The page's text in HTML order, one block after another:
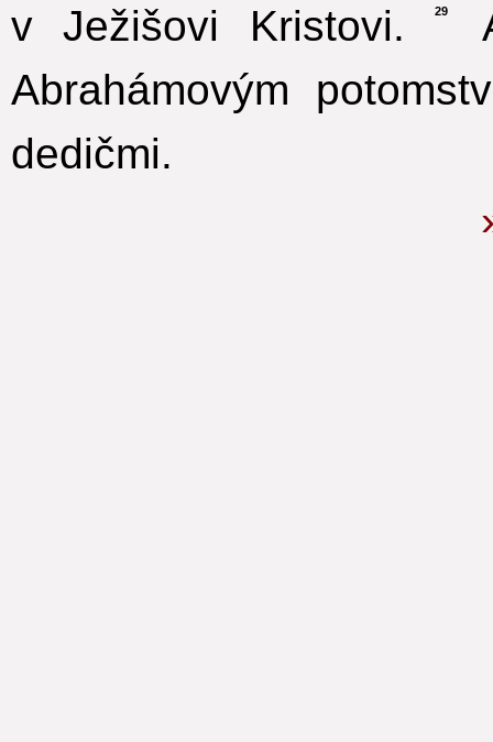
v Ježišovi Kristovi.
29
Abrahámovým
dedičmi.